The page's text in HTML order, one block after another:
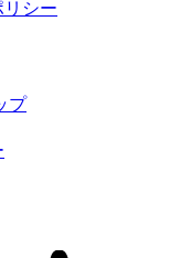
リシー
プ